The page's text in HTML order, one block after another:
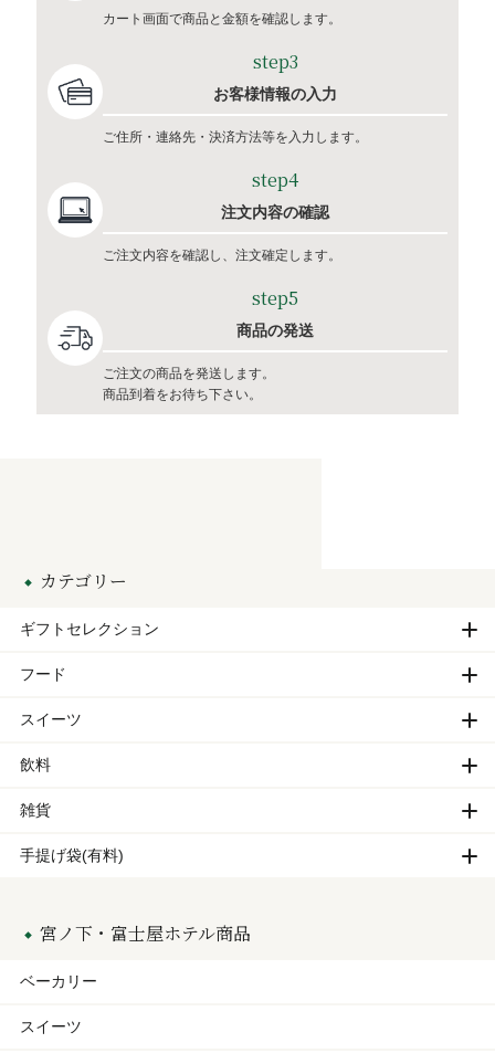
カート画面で商品と金額を確認します。
step3
お客様情報の入力
ご住所・連絡先・決済方法等を入力します。
step4
注文内容の確認
ご注文内容を確認し、注文確定します。
step5
商品の発送
ご注文の商品を発送します。
商品到着をお待ち下さい。
カテゴリー
ギフトセレクション
フード
スイーツ
飲料
雑貨
手提げ袋(有料)
宮ノ下・富士屋ホテル商品
ベーカリー
スイーツ